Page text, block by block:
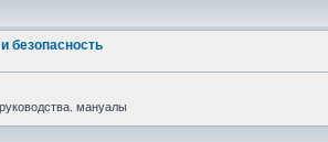
безопасность
мануалы